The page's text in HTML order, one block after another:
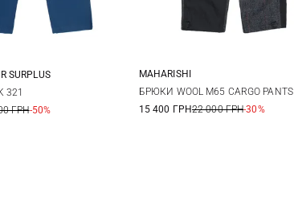
48
SURPLUS
321
ГРН-50%
S M L
MAHARISHI
БРЮКИ WOOL M65 CARGO PANTS
15 400 ГРН22 000 ГРН-30%